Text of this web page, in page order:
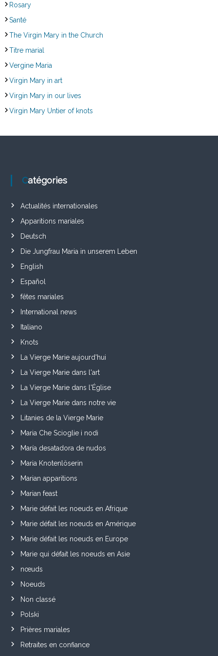
Rosary
Santé
The Virgin Mary in the Church
Titre marial
Vergine Maria
Virgin Mary in art
Virgin Mary in our lives
Virgin Mary Untier of knots
Catégories
Actualités internationales
Apparitions mariales
Deutsch
Die Jungfrau Maria in unserem Leben
English
Español
fêtes mariales
International news
Italiano
Knots
La Vierge Marie aujourd'hui
La Vierge Marie dans l'art
La Vierge Marie dans l'Église
La Vierge Marie dans notre vie
Litanies de la Vierge Marie
Maria Che Scioglie i nodi
María desatadora de nudos
Maria Knotenlöserin
Marian apparitions
Marian feast
Marie défait les noeuds en Afrique
Marie défait les noeuds en Amérique
Marie défait les noeuds en Europe
Marie qui défait les noeuds en Asie
nœuds
Noeuds
Non classé
Polski
Prières mariales
Retraites en confiance